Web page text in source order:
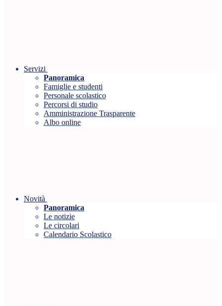
Servizi
Panoramica
Famiglie e studenti
Personale scolastico
Percorsi di studio
Amministrazione Trasparente
Albo online
Novità
Panoramica
Le notizie
Le circolari
Calendario Scolastico